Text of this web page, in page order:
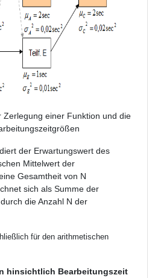
Zerlegung einer Funktion und die
der Erwartungswert des
Mittelwert der
Gesamtheit von N
sich als Summe der
die Anzahl N der
für den arithmetischen
hinsichtlich Bearbeitungszeit